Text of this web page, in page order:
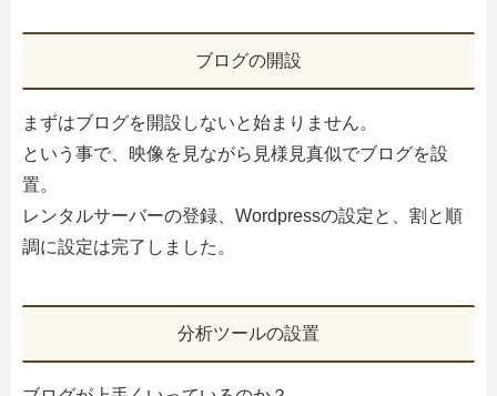
ブログの開設
まずはブログを開設しないと始まりません。
という事で、映像を見ながら見様見真似でブログを設
置。
レンタルサーバーの登録、Wordpressの設定と、割と順
調に設定は完了しました。
分析ツールの設置